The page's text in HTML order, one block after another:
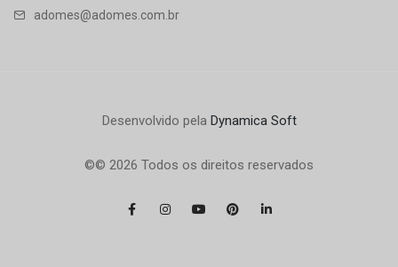
adomes@adomes.com.br
Desenvolvido pela Dynamica Soft
©© 2026 Todos os direitos reservados